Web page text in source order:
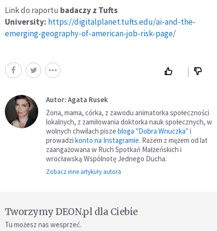
Link do raportu badaczy z Tufts
University: https://digitalplanet.tufts.edu/ai-and-the-
emerging-geography-of-american-job-risk-page/
Autor: Agata Rusek
Żona, mama, córka, z zawodu animatorka społeczności
lokalnych, z zamiłowania doktorka nauk społecznych, w
wolnych chwilach pisze bloga "Dobra Wnuczka" i
prowadzi konto na Instagramie. Razem z mężem od lat
zaangażowana w Ruch Spotkań Małżeńskich i
wrocławską Wspólnotę Jednego Ducha.
Zobacz inne artykuły autora
Tworzymy DEON.pl dla Ciebie
Tu możesz nas wesprzeć.